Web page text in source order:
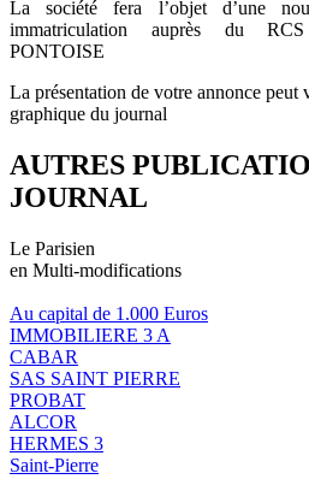
La société fera l’objet d’une
immatriculation auprès du
PONTOISE
La présentation de votre annonce peut
graphique du journal
AUTRES
JOURNAL
Le Parisien
en Multi-modifications
Au capital de 1.000 Euros
IMMOBILIERE 3 A
CABAR
SAS SAINT PIERRE
PROBAT
ALCOR
HERMES 3
Saint-Pierre